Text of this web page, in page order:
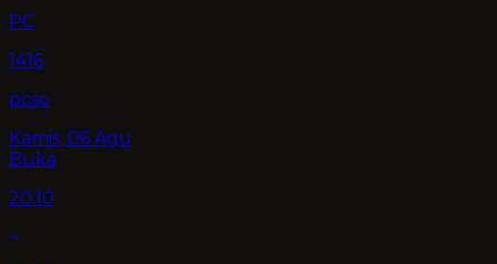
PC
1416
pcso
Kamis, 06 Agu
Buka
20.10